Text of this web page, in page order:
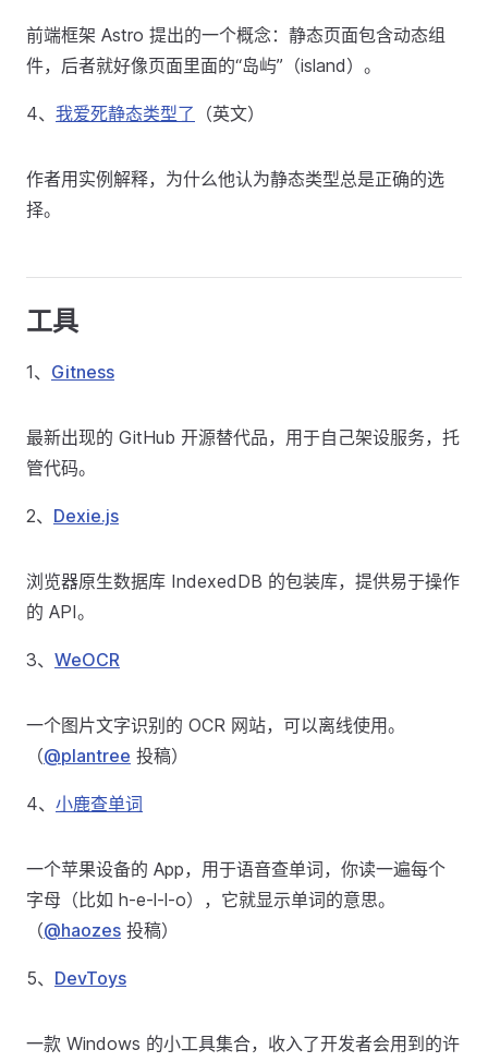
前端框架 Astro 提出的一个概念：静态页面包含动态组
件，后者就好像页面里面的“岛屿”（island）。
4、 我爱死静态类型了 （英文）
作者用实例解释，为什么他认为静态类型总是正确的选
择。
工具
1、 Gitness
最新出现的 GitHub 开源替代品，用于自己架设服务，托
管代码。
2、 Dexie.js
浏览器原生数据库 IndexedDB 的包装库，提供易于操作
的 API。
3、 WeOCR
一个图片文字识别的 OCR 网站，可以离线使用。
（@plantree 投稿）
4、 小鹿查单词
一个苹果设备的 App，用于语音查单词，你读一遍每个
字母（比如 h-e-l-l-o），它就显示单词的意思。
（@haozes 投稿）
5、 DevToys
一款 Windows 的小工具集合，收入了开发者会用到的许